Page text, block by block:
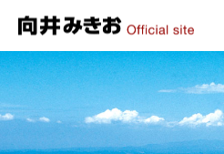
HOME
プロフィール